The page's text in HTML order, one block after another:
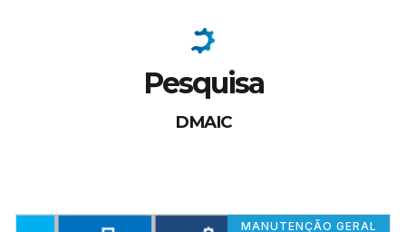
Pesquisa
DMAIC
MANUTENÇÃO GERAL